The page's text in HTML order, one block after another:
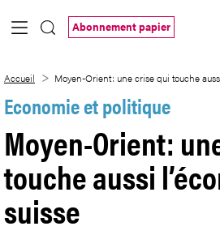
Saut au contenu principal
Abonnement papier
Accueil Moyen-Orient: une crise qui touche
Economie et politique
Moyen-Orient:
touche aussi
suisse